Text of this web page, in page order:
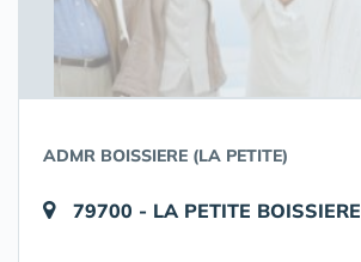
ADMR BOISSIERE (LA PETITE)
79700 - LA PETITE BOISSIERE